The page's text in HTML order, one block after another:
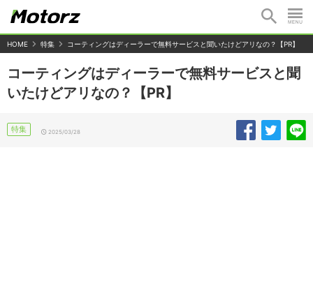
HOME 特集 コーティングはディーラーで無料サービスと聞いたけどアリなの？【PR】
コーティングはディーラーで無料サービスと聞
いたけどアリなの？【PR】
特集 2025/03/28